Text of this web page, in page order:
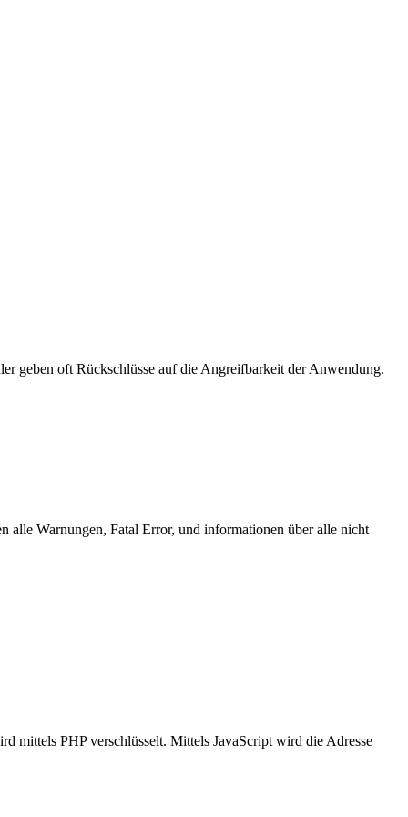
geben oft Rückschlüsse auf die Angreifbarkeit der Anwendung.
Warnungen, Fatal Error, und informationen über alle nicht
mittels PHP verschlüsselt. Mittels JavaScript wird die Adresse